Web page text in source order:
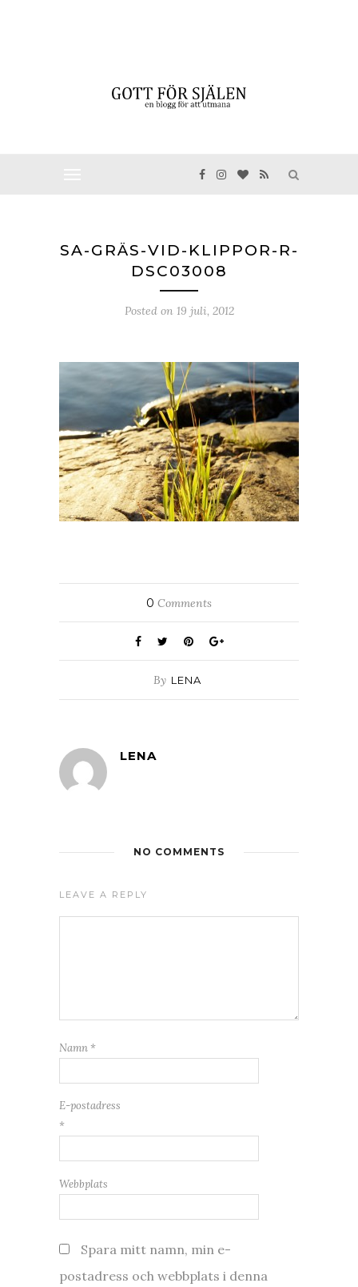
SA-GRÄS-VID-KLIPPOR-R-
DSC03008
Posted on 19 juli, 2012
0 Comments
By LENA
LENA
NO COMMENTS
LEAVE A REPLY
Namn *
E-postadress
*
Webbplats
Spara mitt namn, min e-
postadress och webbplats i denna